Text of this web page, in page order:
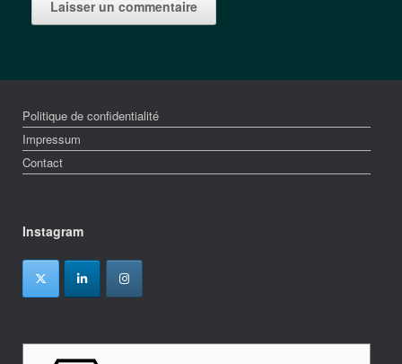
Politique de confidentialité
Impressum
Contact
Instagram